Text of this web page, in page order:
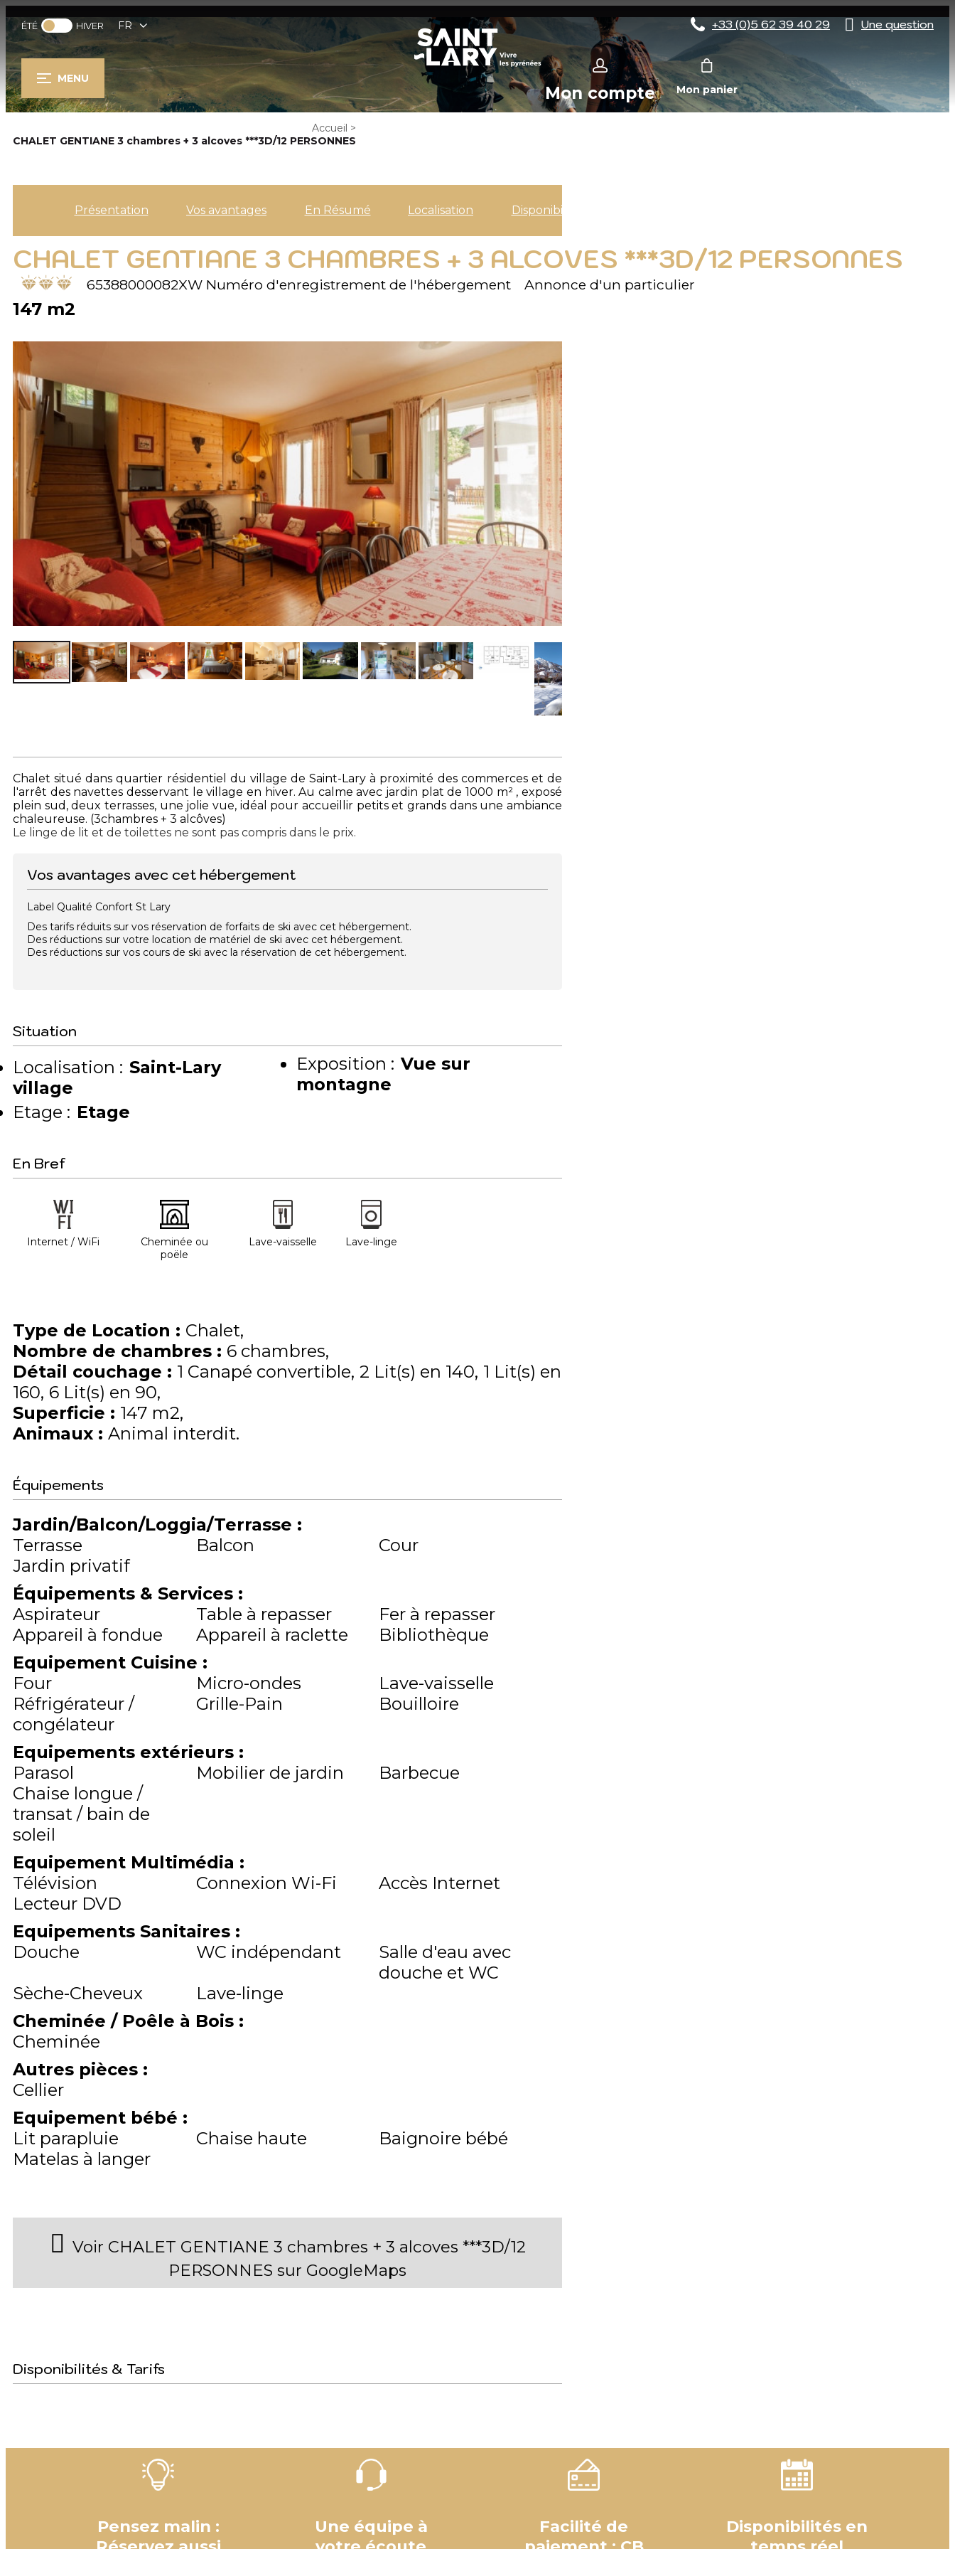
ÉTÉ HIVER FR +33 (0)5 62 39 40 29 Une question
MENU
Mon compte Mon panier
Accueil >
CHALET GENTIANE 3 chambres + 3 alcoves ***3D/12 PERSONNES
Présentation Vos avantages En Résumé Localisation Disponibilités
CHALET GENTIANE 3 CHAMBRES + 3 ALCOVES ***3D/12 PERSONNES
65388000082XW Numéro d'enregistrement de l'hébergement Annonce d'un particulier
147 m2
Chalet situé dans quartier résidentiel du village de Saint-Lary à proximité des commerces et de
l'arrêt des navettes desservant le village en hiver. Au calme avec jardin plat de 1000 m² , exposé
plein sud, deux terrasses, une jolie vue, idéal pour accueillir petits et grands dans une ambiance
chaleureuse. (3chambres + 3 alcôves)
Le linge de lit et de toilettes ne sont pas compris dans le prix.
Vos avantages avec cet hébergement
Label Qualité Confort St Lary
Des tarifs réduits sur vos réservation de forfaits de ski avec cet hébergement.
Des réductions sur votre location de matériel de ski avec cet hébergement.
Des réductions sur vos cours de ski avec la réservation de cet hébergement.
Situation
Localisation : Saint-Lary
village
Etage : Etage
Exposition : Vue sur
montagne
En Bref
Internet / WiFi
Cheminée ou
poële
Lave-vaisselle Lave-linge
Type de Location : Chalet
Nombre de chambres : 6 chambres
Détail couchage : 1 Canapé convertible 2 Lit(s) en 140 1 Lit(s) en
160 6 Lit(s) en 90
Superficie : 147 m2
Animaux : Animal interdit
Équipements
Jardin/Balcon/Loggia/Terrasse :
Terrasse
Balcon
Cour
Jardin privatif
Équipements & Services :
Aspirateur
Table à repasser
Fer à repasser
Appareil à fondue
Appareil à raclette
Bibliothèque
Equipement Cuisine :
Four
Micro-ondes
Lave-vaisselle
Réfrigérateur /
congélateur
Grille-Pain Bouilloire
Equipements extérieurs :
Parasol
Mobilier de jardin
Barbecue
Chaise longue /
transat / bain de
soleil
Equipement Multimédia :
Télévision
Connexion Wi-Fi
Accès Internet
Lecteur DVD
Equipements Sanitaires :
Douche
WC indépendant
Salle d'eau avec
douche et WC
Sèche-Cheveux
Lave-linge
Cheminée / Poêle à Bois :
Cheminée
Autres pièces :
Cellier
Equipement bébé :
Lit parapluie
Chaise haute
Baignoire bébé
Matelas à langer
Voir CHALET GENTIANE 3 chambres + 3 alcoves ***3D/12
PERSONNES sur GoogleMaps
Disponibilités & Tarifs
Pensez malin :
Une équipe à
Facilité de
Disponibilités en